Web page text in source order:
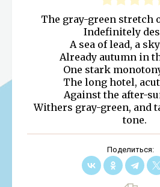
The gray-green stretch
Indefinitely
A sea of lead, a
Already autumn in
One stark
The long hotel,
Against the after-
Withers gray-green, and
tone.
Поделиться: